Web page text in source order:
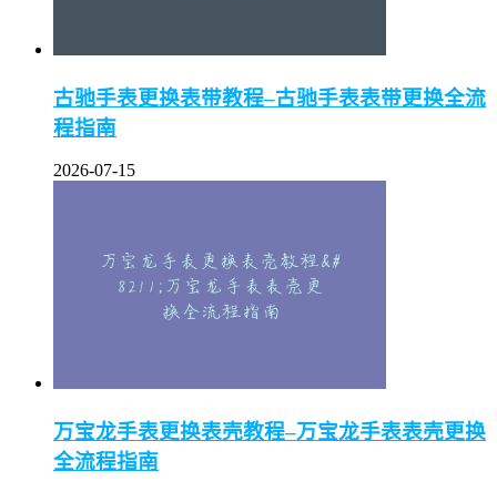
古驰手表更换表带教程–古驰手表表带更换全流
程指南
2026-07-15
万宝龙手表更换表壳教程–万宝龙手表表壳更换
全流程指南